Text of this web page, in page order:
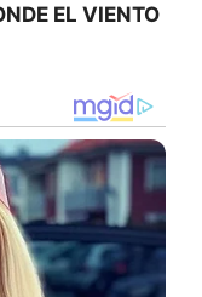
EL VIENTO